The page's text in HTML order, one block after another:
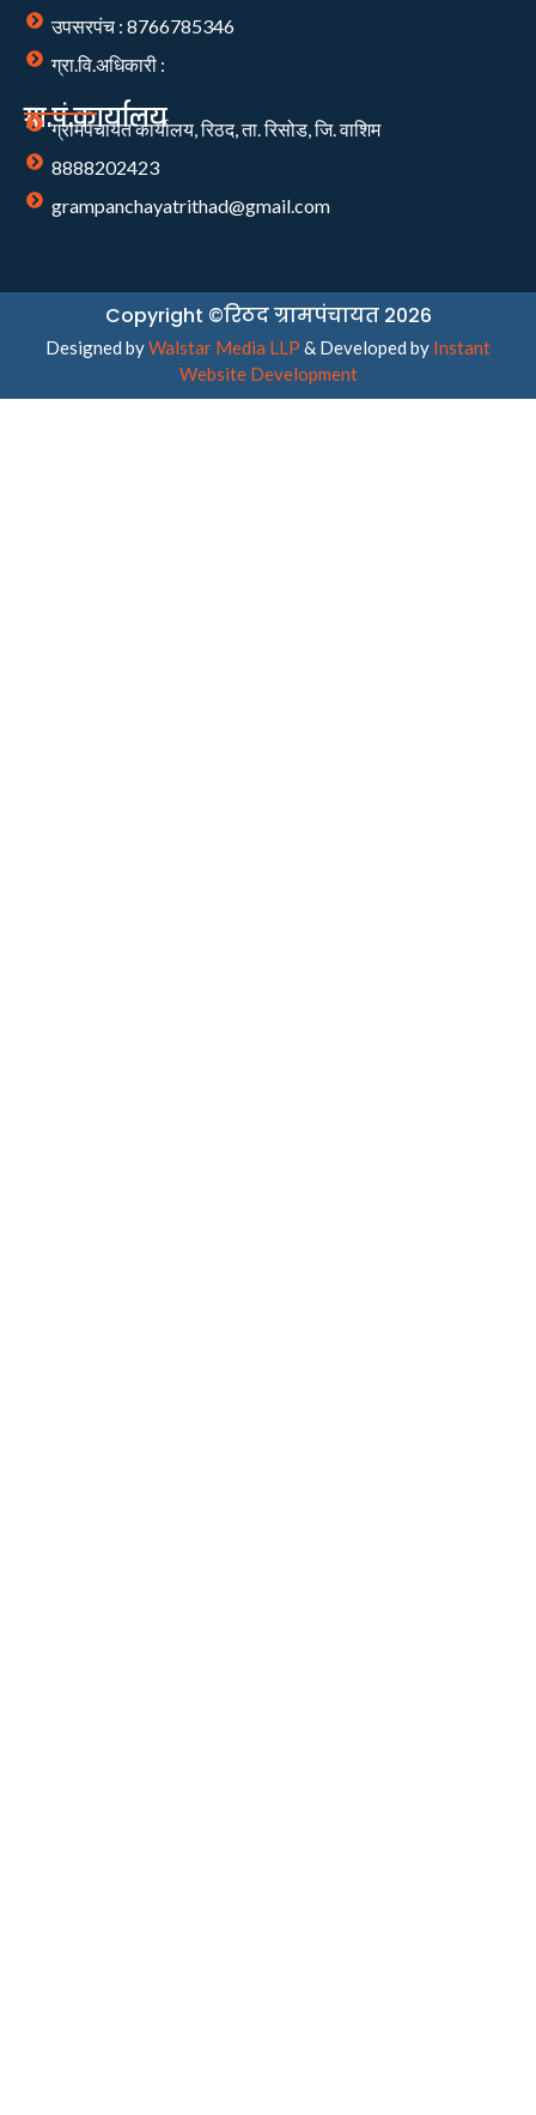
उपसरपंच : 8766785346
ग्रा.वि.अधिकारी :
ग्रा.पं.कार्यालय
ग्रामपंचायत कार्यालय, रिठद, ता. रिसोड, जि. वाशिम
8888202423
grampanchayatrithad@gmail.com
Copyright ©रिठद ग्रामपंचायत 2026
Designed byWalstar Media LLP & Developed by Instant
Website Development